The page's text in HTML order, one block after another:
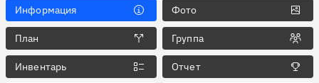
Информация Фото
План Группа
Инвентарь Отчет